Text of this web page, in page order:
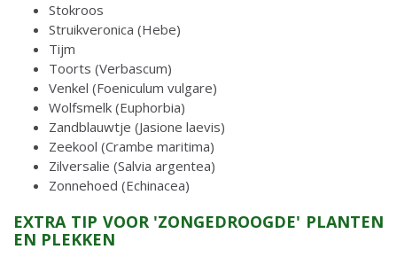
Stokroos
Struikveronica (Hebe)
Tijm
Toorts (Verbascum)
Venkel (Foeniculum vulgare)
Wolfsmelk (Euphorbia)
Zandblauwtje (Jasione laevis)
Zeekool (Crambe maritima)
Zilversalie (Salvia argentea)
Zonnehoed (Echinacea)
EXTRA TIP VOOR 'ZONGEDROOGDE' PLANTEN
EN PLEKKEN